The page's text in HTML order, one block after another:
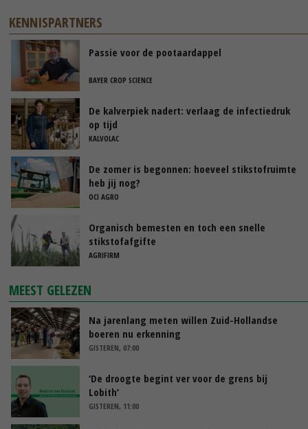
KENNISPARTNERS
Passie voor de pootaardappel
BAYER CROP SCIENCE
De kalverpiek nadert: verlaag de infectiedruk
op tijd
KALVOLAC
De zomer is begonnen: hoeveel stikstofruimte
heb jij nog?
OCI AGRO
Organisch bemesten en toch een snelle
stikstofafgifte
AGRIFIRM
MEEST GELEZEN
Na jarenlang meten willen Zuid-Hollandse
boeren nu erkenning
GISTEREN, 07:00
‘De droogte begint ver voor de grens bij
Lobith’
GISTEREN, 11:00